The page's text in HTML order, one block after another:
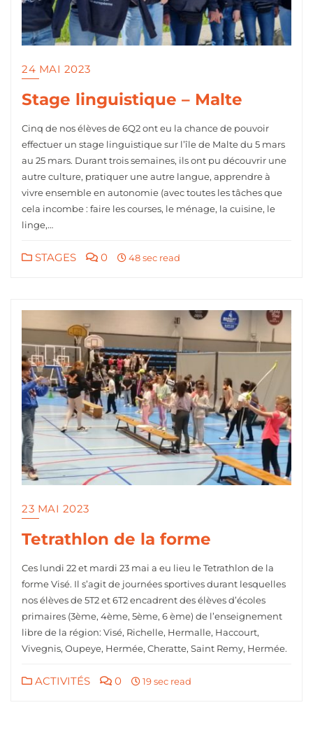
24 MAI 2023
Stage linguistique – Malte
Cinq de nos élèves de 6Q2 ont eu la chance de pouvoir
effectuer un stage linguistique sur l’île de Malte du 5 mars
au 25 mars. Durant trois semaines, ils ont pu découvrir une
autre culture, pratiquer une autre langue, apprendre à
vivre ensemble en autonomie (avec toutes les tâches que
cela incombe : faire les courses, le ménage, la cuisine, le
linge,…
STAGES 0 48 sec read
23 MAI 2023
Tetrathlon de la forme
Ces lundi 22 et mardi 23 mai a eu lieu le Tetrathlon de la
forme Visé. Il s’agit de journées sportives durant lesquelles
nos élèves de 5T2 et 6T2 encadrent des élèves d’écoles
primaires (3ème, 4ème, 5ème, 6 ème) de l’enseignement
libre de la région: Visé, Richelle, Hermalle, Haccourt,
Vivegnis, Oupeye, Hermée, Cheratte, Saint Remy, Hermée.
ACTIVITÉS 0 19 sec read